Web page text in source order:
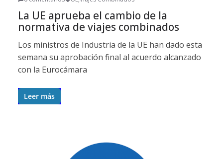
La UE aprueba el cambio de la
normativa de viajes combinados
Los ministros de Industria de la UE han dado esta
semana su aprobación final al acuerdo alcanzado
con la Eurocámara
Leer más